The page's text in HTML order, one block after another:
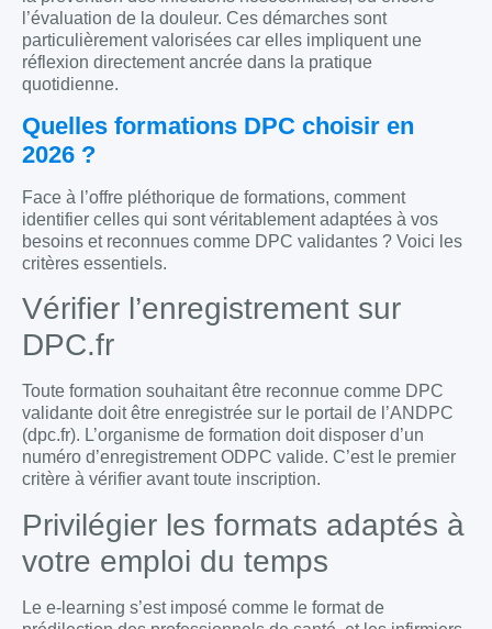
l’évaluation de la douleur. Ces démarches sont
particulièrement valorisées car elles impliquent une
réflexion directement ancrée dans la pratique
quotidienne.
Quelles formations DPC choisir en
2026 ?
Face à l’offre pléthorique de formations, comment
identifier celles qui sont véritablement adaptées à vos
besoins et reconnues comme DPC validantes ? Voici les
critères essentiels.
Vérifier l’enregistrement sur
DPC.fr
Toute formation souhaitant être reconnue comme DPC
validante doit être enregistrée sur le portail de l’ANDPC
(dpc.fr). L’organisme de formation doit disposer d’un
numéro d’enregistrement ODPC valide. C’est le premier
critère à vérifier avant toute inscription.
Privilégier les formats adaptés à
votre emploi du temps
Le e-learning s’est imposé comme le format de